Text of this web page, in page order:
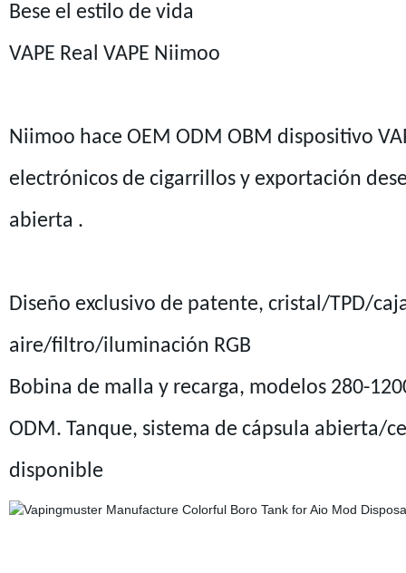
Bese el estilo de vida
VAPE Real VAPE Niimoo
Niimoo hace OEM ODM OBM dispositivo
electrónicos de cigarrillos y exportación
abierta .
Diseño exclusivo de patente, cristal/TPD/
aire/filtro/iluminación RGB
Bobina de malla y recarga, modelos 280-
ODM. Tanque, sistema de cápsula abierta/
disponible